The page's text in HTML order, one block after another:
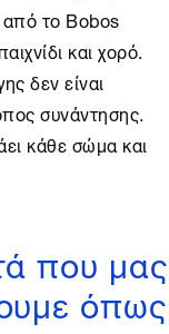
από το Bobos
και χορό.
δεν είναι
συνάντησης.
κάθε σώμα και
που μας
όπως